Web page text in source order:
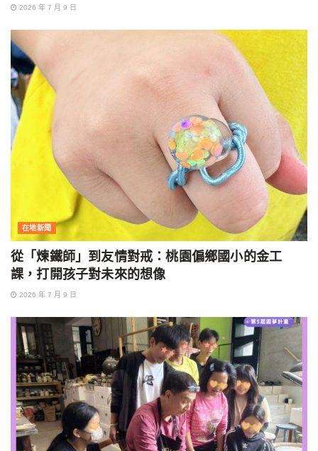
2026 年 7 月 9 日
在地新聞
從「煉鐵師」到友情對戒：桃園偏鄉國小的金工
課，打開孩子對未來的想像
2026 年 7 月 9 日